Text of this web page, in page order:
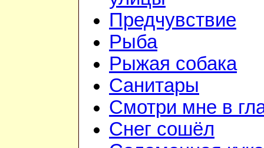
Предчувствие
Рыба
Рыжая собака
Санитары
Смотри мне в
Снег сошёл